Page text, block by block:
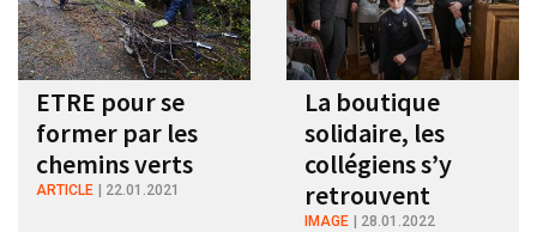
ETRE pour se
former par les
chemins verts
ARTICLE 22.01.2021
La boutique
solidaire, les
collégiens s’y
retrouvent
IMAGE 28.01.2022